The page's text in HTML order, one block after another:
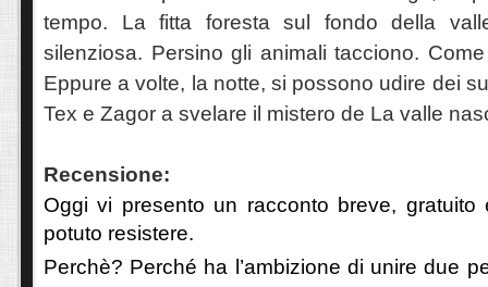
tempo. La fitta foresta sul fondo della
silenziosa. Persino gli animali tacciono.
Eppure a volte, la notte, si possono udire dei
Tex e Zagor a svelare il mistero de La valle
Recensione:
Oggi vi presento un racconto breve,
potuto resistere.
Perchè? Perché ha l’ambizione di unire due